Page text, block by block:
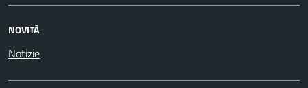
NOVITÀ
Notizie